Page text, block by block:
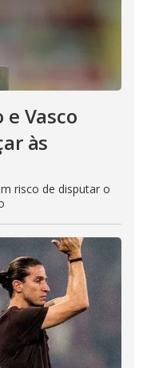
Vasco
às
risco de disputar o